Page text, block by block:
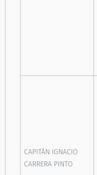
CAPITÁN IGNACIO
CARRERA PINTO